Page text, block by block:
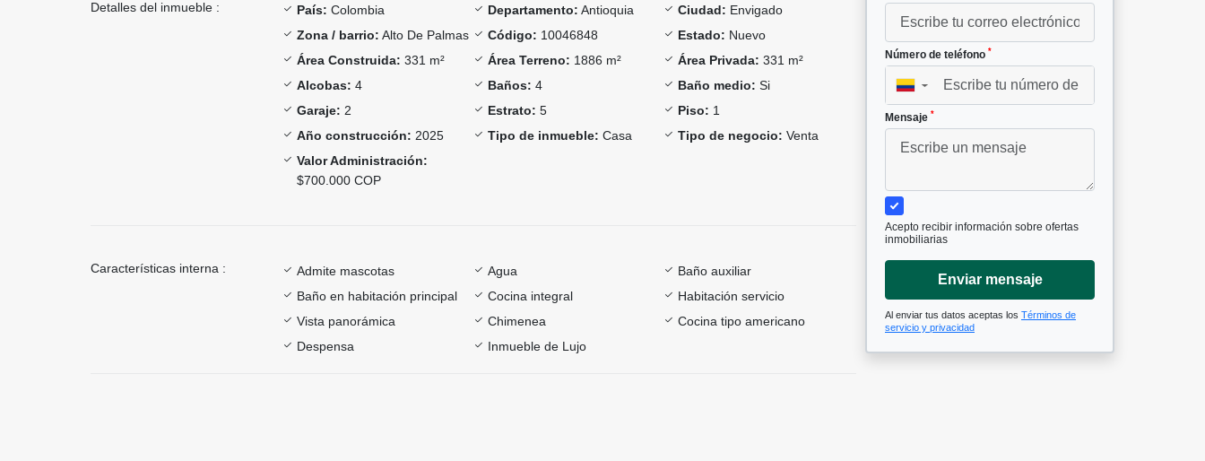
Detalles del inmueble : País: Colombia Departamento: Antioquia Ciudad: Envigado
Zona / barrio: Alto De Palmas Código: 10046848 Estado: Nuevo
Área Construida: 331 m² Área Terreno: 1886 m² Área Privada: 331 m²
Alcobas: 4 Baños: 4 Baño medio: Si
Garaje: 2 Estrato: 5 Piso: 1
Año construcción: 2025 Tipo de inmueble: Casa Tipo de negocio: Venta
Valor Administración:
$700.000 COP
Características interna : Admite mascotas Agua
Baño auxiliar
Baño en habitación principal
Cocina integral
Habitación servicio
Vista panorámica
Chimenea
Cocina tipo americano
Despensa
Inmueble de Lujo
Número de teléfono *
▼
Mensaje *
Acepto recibir información sobre ofertas
inmobiliarias
Enviar mensaje
Al enviar tus datos aceptas los Términos de
servicio y privacidad